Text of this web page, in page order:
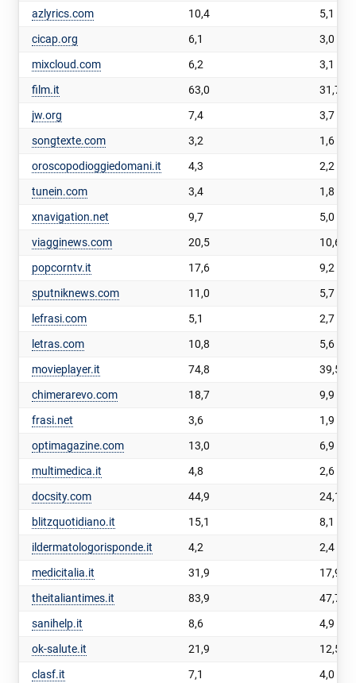
azlyrics.com
10,4
5,1
cicap.org
6,1
3,0
mixcloud.com
6,2
3,1
film.it
63,0
31,7
jw.org
7,4
3,7
songtexte.com
3,2
1,6
oroscopodioggiedomani.it
4,3
2,2
tunein.com
3,4
1,8
xnavigation.net
9,7
5,0
viagginews.com
20,5
10,6
popcorntv.it
17,6
9,2
sputniknews.com
11,0
5,7
lefrasi.com
5,1
2,7
letras.com
10,8
5,6
movieplayer.it
74,8
39,5
chimerarevo.com
18,7
9,9
frasi.net
3,6
1,9
optimagazine.com
13,0
6,9
multimedica.it
4,8
2,6
docsity.com
44,9
24,1
blitzquotidiano.it
15,1
8,1
ildermatologorisponde.it
4,2
2,4
medicitalia.it
31,9
17,9
theitaliantimes.it
83,9
47,7
sanihelp.it
8,6
4,9
ok-salute.it
21,9
12,5
clasf.it
7,1
4,0